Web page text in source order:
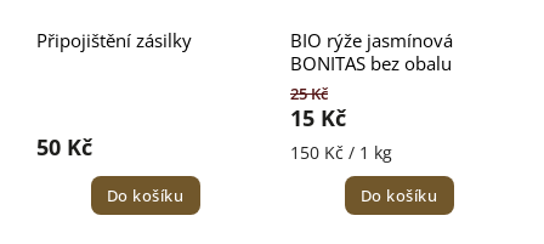
Připojištění zásilky
50 Kč
Do košíku
BIO rýže jasmínová
BONITAS bez obalu
25 Kč
15 Kč
150 Kč / 1 kg
Do košíku